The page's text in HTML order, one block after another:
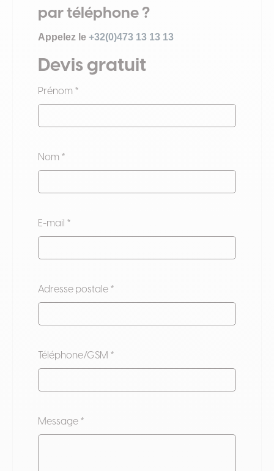
par téléphone ?
Appelez le +32(0)473 13 13 13
Devis gratuit
Prénom *
Nom *
E-mail *
Adresse postale *
Téléphone/GSM *
Message *